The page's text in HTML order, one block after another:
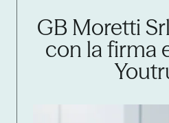
GB Moretti
con la firma